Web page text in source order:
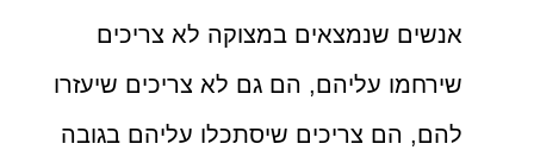
אנשים שנמצאים במצוקה לא צריכים
שירחמו עליהם, הם גם לא צריכים שיעזרו
להם, הם צריכים שיסתכלו עליהם בגובה